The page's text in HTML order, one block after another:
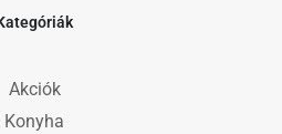
Akciók
Konyha